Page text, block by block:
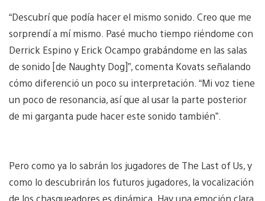
“Descubrí que podía hacer el mismo sonido. Creo que me
sorprendí a mí mismo. Pasé mucho tiempo riéndome con
Derrick Espino y Erick Ocampo grabándome en las salas
de sonido [de Naughty Dog]”, comenta Kovats señalando
cómo diferenció un poco su interpretación. “Mi voz tiene
un poco de resonancia, así que al usar la parte posterior
de mi garganta pude hacer este sonido también”.
Pero como ya lo sabrán los jugadores de The Last of Us, y
como lo descubrirán los futuros jugadores, la vocalización
de los chasqueadores es dinámica. Hay una emoción clara